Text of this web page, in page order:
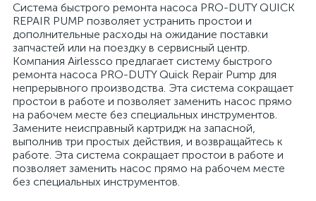
Система быстрого ремонта насоса PRO-DUTY QUICK
REPAIR PUMP позволяет устранить простои и
дополнительные расходы на ожидание поставки
запчастей или на поездку в сервисный центр.
Компания Airlessco предлагает систему быстрого
ремонта насоса PRO-DUTY Quick Repair Pump для
непрерывного производства. Эта система сокращает
простои в работе и позволяет заменить насос прямо
на рабочем месте без специальных инструментов.
Замените неисправный картридж на запасной,
выполнив три простых действия, и возвращайтесь к
работе. Эта система сокращает простои в работе и
позволяет заменить насос прямо на рабочем месте
без специальных инструментов.